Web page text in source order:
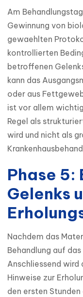
Am
Gewinnung von
gewaehlten
kontrollierten
betroffenen
kann das
oder aus
ist vor allem
Regel als
wird und nicht als
Phase 5:
Gelenks
Nachdem das
Behandlung auf
Anschliessend
Hinweise zur
den ersten